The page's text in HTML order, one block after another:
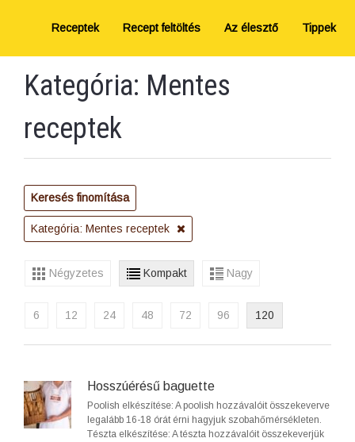
Receptek Recept feltöltés Az élesztő Tippek
Kategória: Mentes
receptek
Keresés finomítása
Kategória: Mentes receptek
Négyzetes Kompakt Nagy
6 12 24 48 72 96 120
Hosszúérésű baguette
Poolish elkészítése: A poolish hozzávalóit összekeverve
legalább 16-18 órát érni hagyjuk szobahőmérsékleten.
Tészta elkészítése: A tészta hozzávalóit összekeverjük